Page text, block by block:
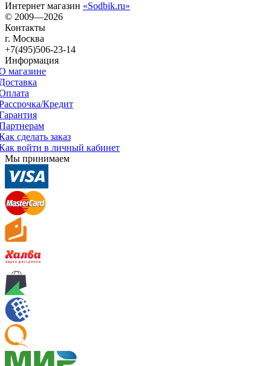
Интернет магазин «Sodbik.ru»
© 2009—2026
Контакты
г. Москва
+7(495)506-23-14
Информация
магазине
Кредит
сделать заказ
войти в личный кабинет
Мы принимаем